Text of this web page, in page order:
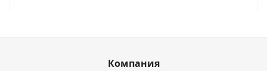
Компания